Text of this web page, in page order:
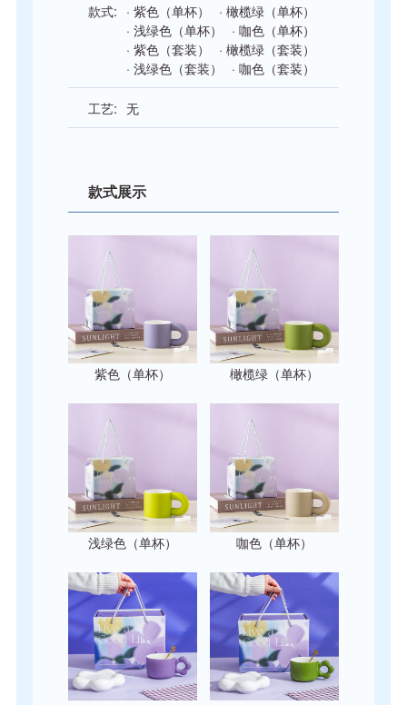
款式: · 紫色（单杯） · 橄榄绿（单杯）
· 浅绿色（单杯） · 咖色（单杯）
· 紫色（套装） · 橄榄绿（套装）
· 浅绿色（套装） · 咖色（套装）
工艺: 无
款式展示
紫色（单杯） 橄榄绿（单杯）
浅绿色（单杯） 咖色（单杯）